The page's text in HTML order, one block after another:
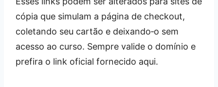
cópia que simulam a página de checkout,
coletando seu cartão e deixando‑o sem
acesso ao curso. Sempre valide o domínio e
prefira o link oficial fornecido aqui.